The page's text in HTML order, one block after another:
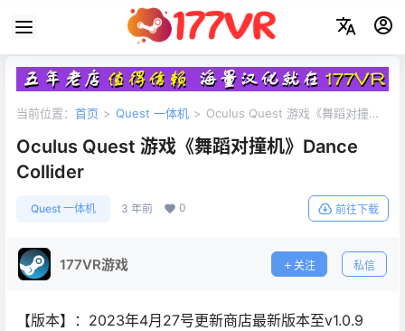
当前位置： 首页 > Quest 一体机 > Oculus Quest 游戏《舞蹈对撞
Oculus Quest 游戏《舞蹈对撞机》Dance
Collider
Quest 一体机 3 年前 0 前往下载
177VR游戏 关注 私信
【版本】：2023年4月27号更新商店最新版本至v1.0.9